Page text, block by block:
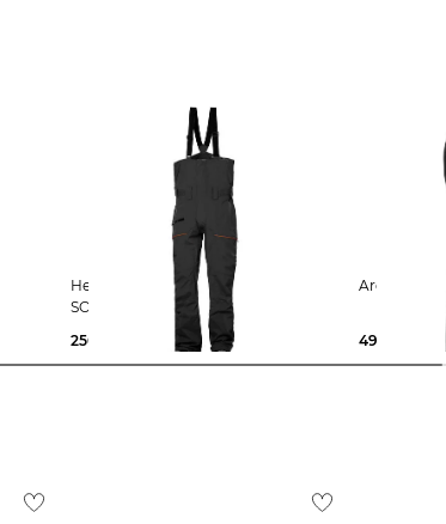
Helly Hansen | Herren Skihose
SOGN BIB SHELL PANT
256,35 €
360,00 € 499,99 €